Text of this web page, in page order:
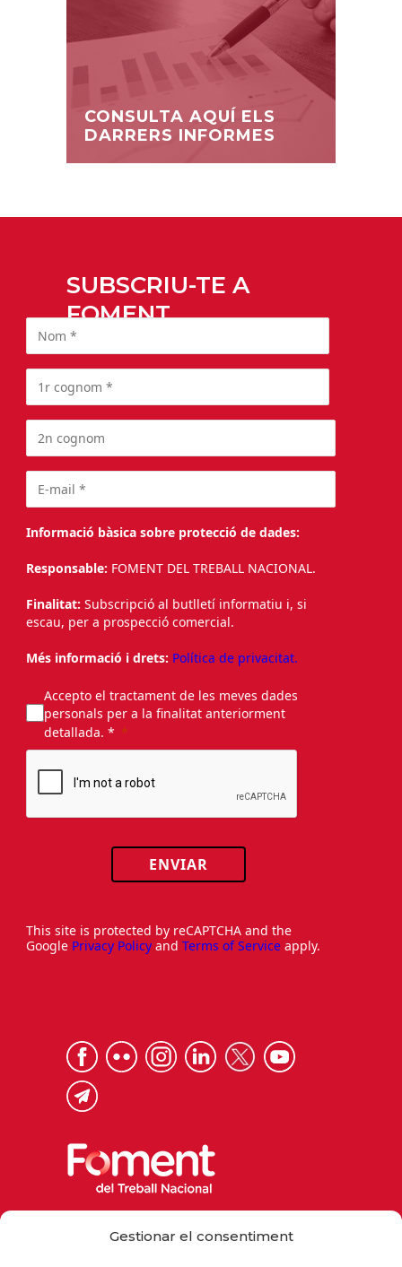
Gestionar el consentiment
CONSULTA AQUÍ ELS
DARRERS INFORMES
SUBSCRIU-TE A
FOMENT
Informació bàsica sobre protecció de dades:
Responsable: FOMENT DEL TREBALL NACIONAL.
Finalitat: Subscripció al butlletí informatiu i, si
escau, per a prospecció comercial.
Més informació i drets: Política de privacitat.
Accepto el tractament de les meves dades
personals per a la finalitat anteriorment
detallada. *
ENVIAR
This site is protected by reCAPTCHA and the
Google Privacy Policy and Terms of Service apply.